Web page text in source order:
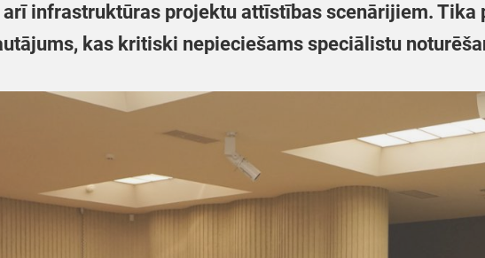
infrastruktūras projektu attīstības scenārijiem. Tika
kas kritiski nepieciešams speciālistu